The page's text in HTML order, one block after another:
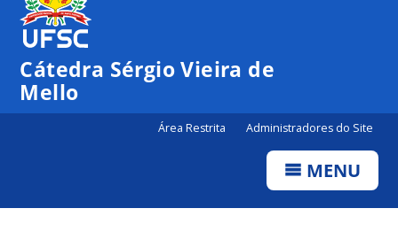
Cátedra Sérgio Vieira de
Mello
Área Restrita Administradores do Site
MENU